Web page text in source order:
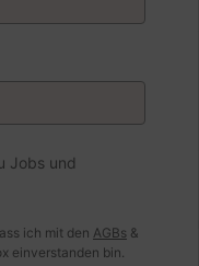
Jobs und
ich mit den AGBs &
einverstanden bin.